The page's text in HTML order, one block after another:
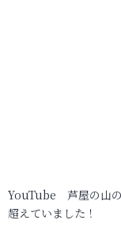
YouTube 芦屋の山の
超えていました！